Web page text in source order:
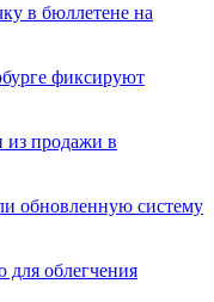
в бюллетене на
фиксируют
из продажи в
обновленную систему
для облегчения